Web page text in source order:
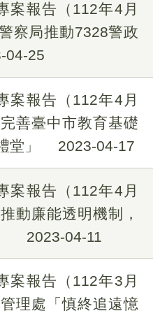
案報告（112年4月
察局推動7328警政
04-25
案報告（112年4月
善臺中市教育基礎
堂」
2023-04-17
案報告（112年4月
動廉能透明機制，
2023-04-11
案報告（112年3月
理處「慎終追遠憶